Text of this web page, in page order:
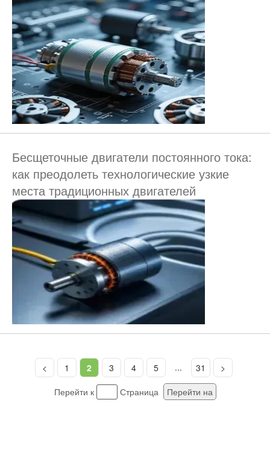
Бесщеточные двигатели постоянного тока:
как преодолеть технологические узкие
места традиционных двигателей
< 1 2 3 4 5 ... 31
>
Перейти к
Страница Перейти на